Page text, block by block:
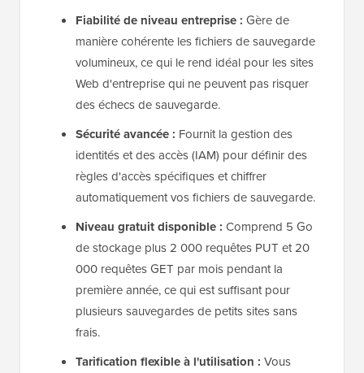
Fiabilité de niveau entreprise : Gère de
manière cohérente les fichiers de sauvegarde
volumineux, ce qui le rend idéal pour les sites
Web d'entreprise qui ne peuvent pas risquer
des échecs de sauvegarde.
Sécurité avancée : Fournit la gestion des
identités et des accès (IAM) pour définir des
règles d'accès spécifiques et chiffrer
automatiquement vos fichiers de sauvegarde.
Niveau gratuit disponible : Comprend 5 Go
de stockage plus 2 000 requêtes PUT et 20
000 requêtes GET par mois pendant la
première année, ce qui est suffisant pour
plusieurs sauvegardes de petits sites sans
frais.
Tarification flexible à l'utilisation : Vous